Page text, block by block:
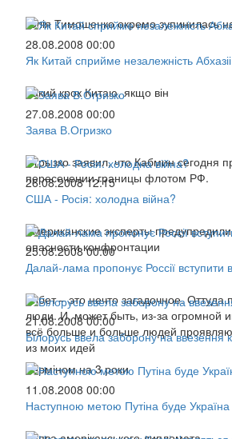
Юлія Тимошенко окремо зупинилась
28.08.2008 00:00
Як Китай сприйме незалежність Абхазіі
Такий крок Китаю, якщо він
27.08.2008 00:00
Заява В.Огризко
Огрызко заявил, что Кабмин сегодня
пересечении границы флотом РФ.
26.08.2008 12:15
США - Росія: холодна війна?
Американские эксперты
опасности конфронтации
25.08.2008 00:00
Далай-лама пропонує Россії
Тибет – это нечто загадочное.
люди. И, может быть, из-за огромной
всё больше и больше людей
из моих идей
21.08.2008 00:00
Білорусь ввела заборону на ввезення
Терміном на 3 роки
11.08.2008 00:00
Наступною метою Путіна буде Україна